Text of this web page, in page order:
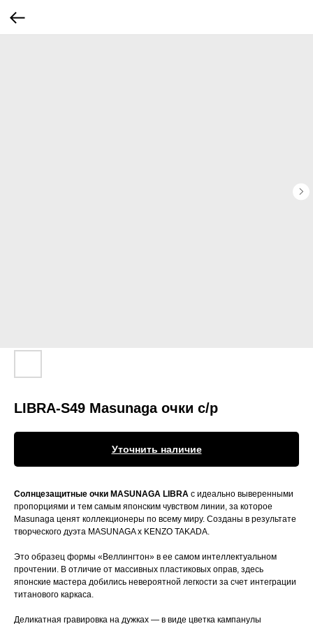
LIBRA-S49 Masunaga очки с/p
Уточнить наличие
Солнцезащитные очки MASUNAGA LIBRA с идеально выверенными
пропорциями и тем самым японским чувством линии, за которое
Masunaga ценят коллекционеры по всему миру. Созданы в результате
творческого дуэта MASUNAGA x KENZO TAKADA.
Это образец формы «Веллингтон» в ее самом интеллектуальном
прочтении. В отличие от массивных пластиковых оправ, здесь
японские мастера добились невероятной легкости за счет интеграции
титанового каркаса.
Деликатная гравировка на дужках — в виде цветка кампанулы